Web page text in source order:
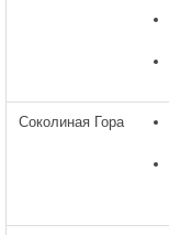
Соколиная Гора